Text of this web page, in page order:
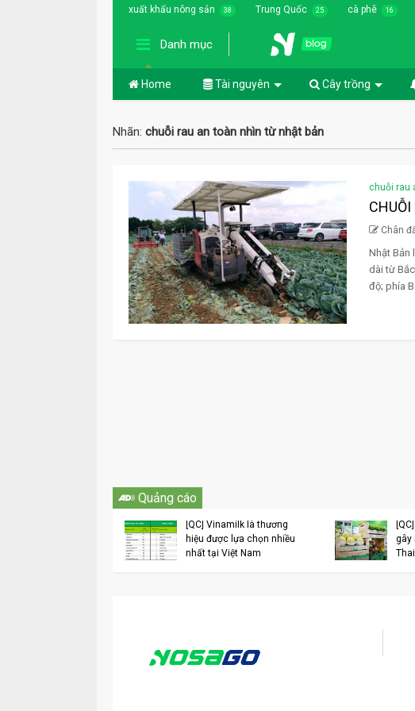
xuất khẩu nông sản 38 Trung Quốc 25 cà phê 16
Danh mục
Home Tài nguyên Cây trồng
Nhãn: chuỗi rau an toàn nhìn từ nhật bản
chuỗi rau
Chân
Nhật Bản
dài từ
độ; phía
Quảng cáo
[QC] Vinamilk là thương
hiệu được lựa chọn nhiều
nhất tại Việt Nam
gây